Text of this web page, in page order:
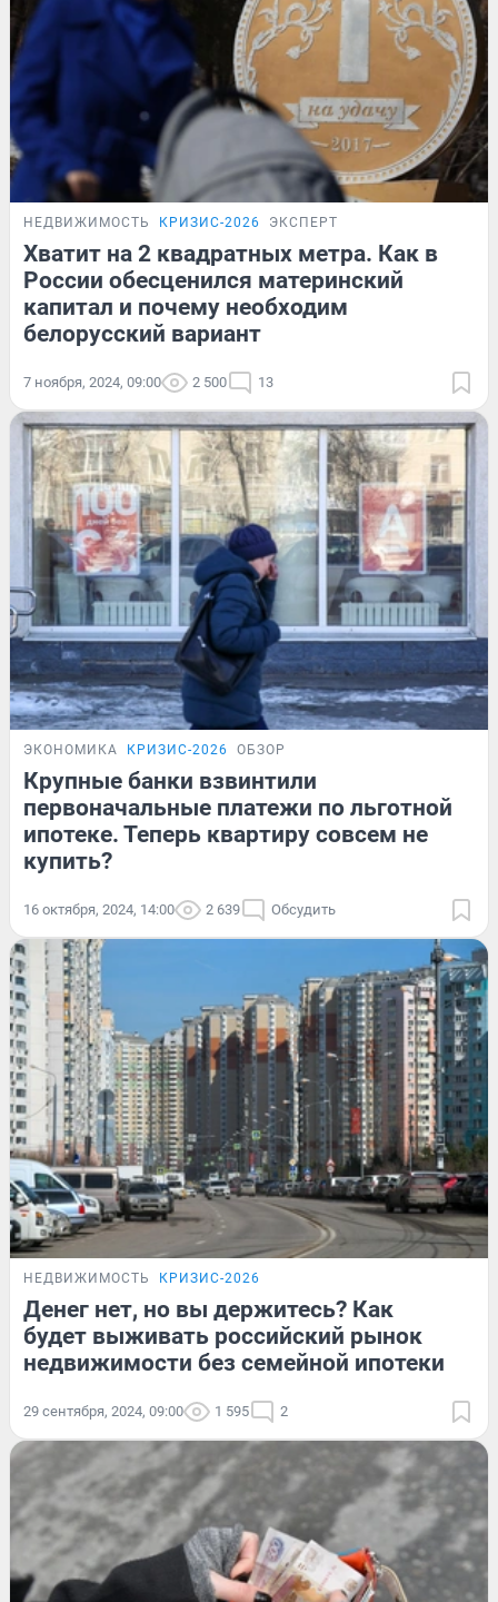
НЕДВИЖИМОСТЬ КРИЗИС-2026 ЭКСПЕРТ
Хватит на 2 квадратных метра. Как в
России обесценился материнский
капитал и почему необходим
белорусский вариант
7 ноября, 2024, 09:00 2 500 13
ЭКОНОМИКА КРИЗИС-2026 ОБЗОР
Крупные банки взвинтили
первоначальные платежи по льготной
ипотеке. Теперь квартиру совсем не
купить?
16 октября, 2024, 14:00 2 639 Обсудить
НЕДВИЖИМОСТЬ КРИЗИС-2026
Денег нет, но вы держитесь? Как
будет выживать российский рынок
недвижимости без семейной ипотеки
29 сентября, 2024, 09:00 1 595 2